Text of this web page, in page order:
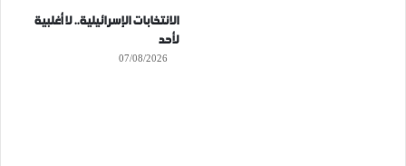
الانتخابات الإسرائيلية.. لا أغلبية
لأحد
07/08/2026